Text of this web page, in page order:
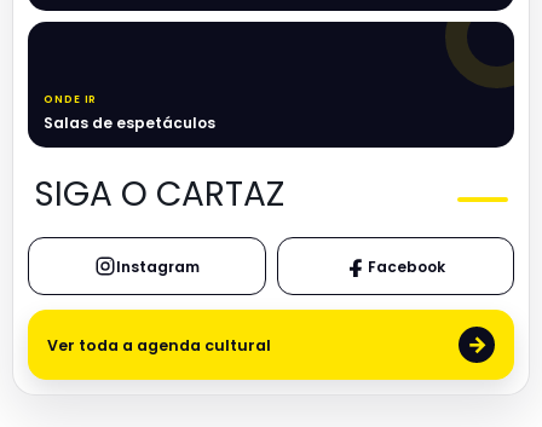
ONDE IR
Salas de espetáculos
SIGA O CARTAZ
Instagram Facebook
Ver toda a agenda cultural →